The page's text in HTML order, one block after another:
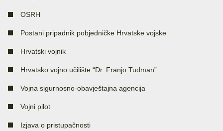
OSRH
Postani pripadnik pobjedničke Hrvatske vojske
Hrvatski vojnik
Hrvatsko vojno učilište “Dr. Franjo Tuđman”
Vojna sigurnosno-obavještajna agencija
Vojni pilot
Izjava o pristupačnosti